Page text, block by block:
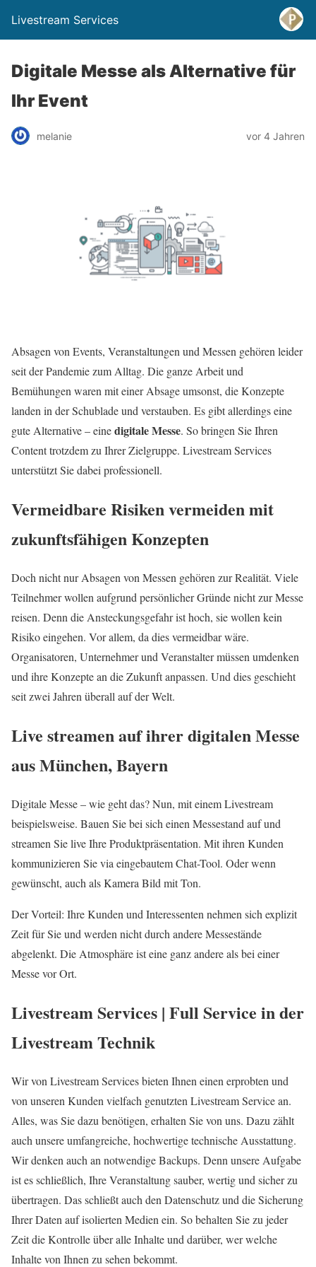
Livestream Services
Digitale Messe als Alternative für
Ihr Event
melanie vor 4 Jahren
Absagen von Events, Veranstaltungen und Messen gehören leider
seit der Pandemie zum Alltag. Die ganze Arbeit und
Bemühungen waren mit einer Absage umsonst, die Konzepte
landen in der Schublade und verstauben. Es gibt allerdings eine
gute Alternative – einedigitale Messe. So bringen Sie Ihren
Content trotzdem zu Ihrer Zielgruppe. Livestream Services
unterstützt Sie dabei professionell.
Vermeidbare Risiken vermeiden mit
zukunftsfähigen Konzepten
Doch nicht nur Absagen von Messen gehören zur Realität. Viele
Teilnehmer wollen aufgrund persönlicher Gründe nicht zur Messe
reisen. Denn die Ansteckungsgefahr ist hoch, sie wollen kein
Risiko eingehen. Vor allem, da dies vermeidbar wäre.
Organisatoren, Unternehmer und Veranstalter müssen umdenken
und ihre Konzepte an die Zukunft anpassen. Und dies geschieht
seit zwei Jahren überall auf der Welt.
Live streamen auf ihrer digitalen Messe
aus München, Bayern
Digitale Messe – wie geht das? Nun, mit einem Livestream
beispielsweise. Bauen Sie bei sich einen Messestand auf und
streamen Sie live Ihre Produktpräsentation. Mit ihren Kunden
kommunizieren Sie via eingebautem Chat-Tool. Oder wenn
gewünscht, auch als Kamera Bild mit Ton.
Der Vorteil: Ihre Kunden und Interessenten nehmen sich explizit
Zeit für Sie und werden nicht durch andere Messestände
abgelenkt. Die Atmosphäre ist eine ganz andere als bei einer
Messe vor Ort.
Livestream Services | Full Service in der
Livestream Technik
Wir von Livestream Services bieten Ihnen einen erprobten und
von unseren Kunden vielfach genutzten Livestream Service an.
Alles, was Sie dazu benötigen, erhalten Sie von uns. Dazu zählt
auch unsere umfangreiche, hochwertige technische Ausstattung.
Wir denken auch an notwendige Backups. Denn unsere Aufgabe
ist es schließlich, Ihre Veranstaltung sauber, wertig und sicher zu
übertragen. Das schließt auch den Datenschutz und die Sicherung
Ihrer Daten auf isolierten Medien ein. So behalten Sie zu jeder
Zeit die Kontrolle über alle Inhalte und darüber, wer welche
Inhalte von Ihnen zu sehen bekommt.